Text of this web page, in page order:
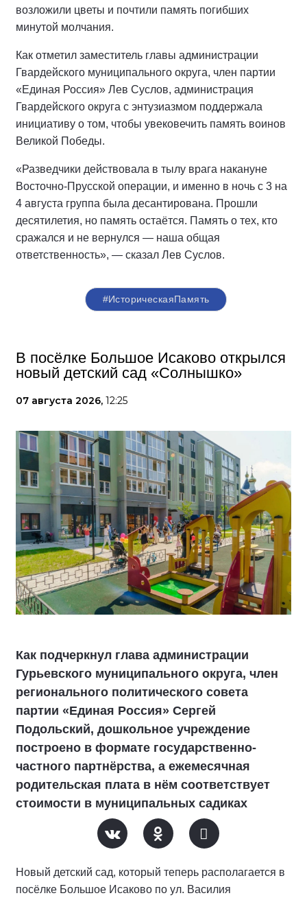
возложили цветы и почтили память погибших
минутой молчания.
Как отметил заместитель главы администрации
Гвардейского муниципального округа, член партии
«Единая Россия» Лев Суслов, администрация
Гвардейского округа с энтузиазмом поддержала
инициативу о том, чтобы увековечить память воинов
Великой Победы.
«Разведчики действовала в тылу врага накануне
Восточно-Прусской операции, и именно в ночь с 3 на
4 августа группа была десантирована. Прошли
десятилетия, но память остаётся. Память о тех, кто
сражался и не вернулся — наша общая
ответственность», — сказал Лев Суслов.
#ИсторическаяПамять
В посёлке Большое Исаково открылся
новый детский сад «Солнышко»
07 августа 2026, 12:25
Как подчеркнул глава администрации
Гурьевского муниципального округа, член
регионального политического совета
партии «Единая Россия» Сергей
Подольский, дошкольное учреждение
построено в формате государственно-
частного партнёрства, а ежемесячная
родительская плата в нём соответствует
стоимости в муниципальных садиках
Новый детский сад, который теперь располагается в
посёлке Большое Исаково по ул. Василия